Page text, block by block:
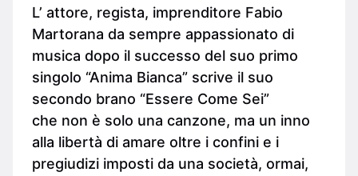
L’ attore, regista, imprenditore Fabio
Martorana da sempre appassionato di
musica dopo il successo del suo primo
singolo “Anima Bianca” scrive il suo
secondo brano “Essere Come Sei”
che non è solo una canzone, ma un inno
alla libertà di amare oltre i confini e i
pregiudizi imposti da una società, ormai,